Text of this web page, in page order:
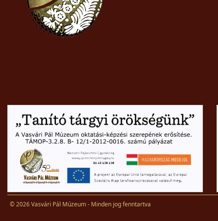
© 2026 Vasvári Pál Múzeum - Minden jog fenntartva